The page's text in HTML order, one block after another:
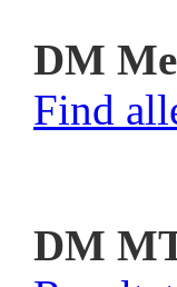
DM
Find
DM